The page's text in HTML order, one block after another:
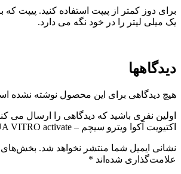
برای دوز کمتر از پیپت استفاده کنید. پیپت که
یک میلی لیتر را در خود نگه می دارد.
دیدگاهها
هیچ دیدگاهی برای این محصول نوشته نشده
اولین نفری باشید که دیدگاهی را ارسال می
اکتیویت آکوا ویترو سیچم – Seachem AQUA VITRO activate”
نشانی ایمیل شما منتشر نخواهد شد. بخش‌های
علامت‌گذاری شده‌اند *